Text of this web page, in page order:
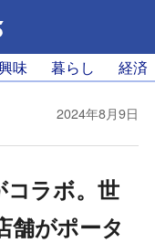
味 暮らし 経済
2024年8月9日
ラボ。世
舗がポータ